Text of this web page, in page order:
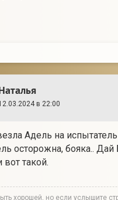
в 22:00
Адель на
осторожна, бояка.. Дай
такой.
хорошей, но если услышите